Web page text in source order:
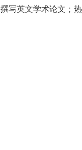
英文学术论文；